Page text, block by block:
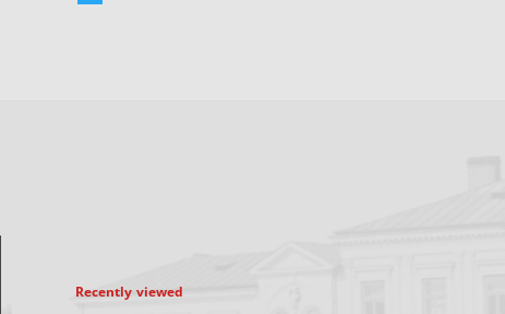
Recently viewed